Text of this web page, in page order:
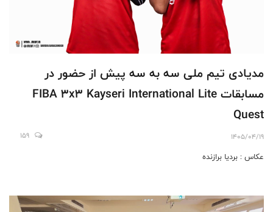
مدیادی تیم ملی سه به سه پیش از حضور در
مسابقات FIBA 3x3 Kayseri International Lite
Quest
1405/04/19
159
عکاس : بردیا برازنده